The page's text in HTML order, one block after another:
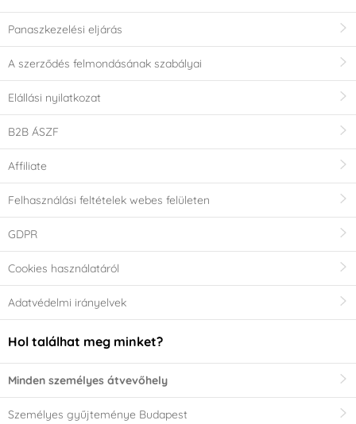
Panaszkezelési eljárás
A szerződés felmondásának szabályai
Elállási nyilatkozat
B2B ÁSZF
Affiliate
Felhasználási feltételek webes felületen
GDPR
Cookies használatáról
Adatvédelmi irányelvek
Hol találhat meg minket?
Minden személyes átvevőhely
Személyes gyűjteménye Budapest